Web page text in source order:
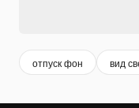
отпуск фон вид